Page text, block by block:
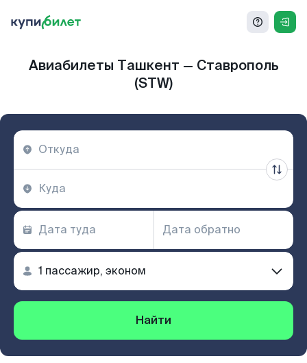
Авиабилеты Ташкент — Ставрополь
(STW)
Найти